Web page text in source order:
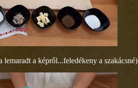
lemaradt a képről...feledékeny a szakácsné)